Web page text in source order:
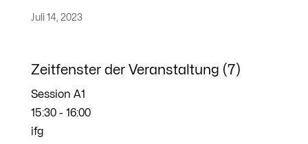
Juli 14, 2023
Zeitfenster der Veranstaltung (7)
Session A1
15:30- 16:00
ifg